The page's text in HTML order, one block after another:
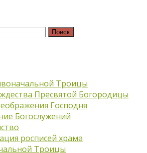
Троицы
Пресвятой Богородицы
Господня
Богослужений
росписей храма
Троицы